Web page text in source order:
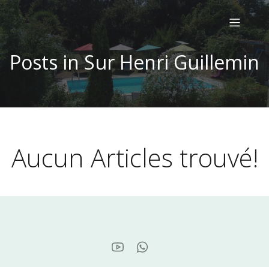
Posts in Sur Henri Guillemin
Aucun Articles trouvé!